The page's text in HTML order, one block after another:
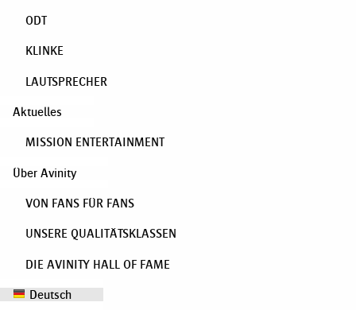
ODT
KLINKE
LAUTSPRECHER
Aktuelles
MISSION ENTERTAINMENT
Über Avinity
VON FANS FÜR FANS
UNSERE QUALITÄTSKLASSEN
DIE AVINITY HALL OF FAME
Deutsch